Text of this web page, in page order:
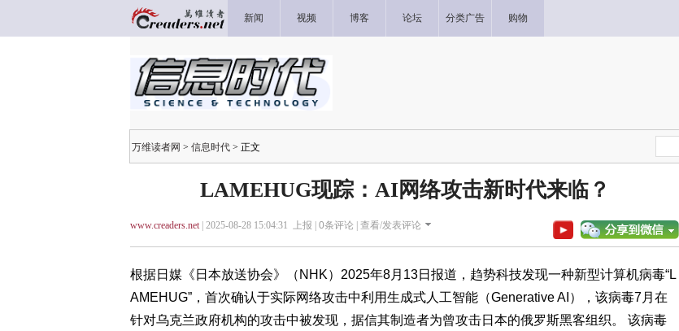
新闻 视频 博客 论坛 分类广告 购物
万维读者网 > 信息时代 > 正文
LAMEHUG现踪：AI网络攻击新时代来临？
www.creaders.net| 2025-08-28 15:04:31 上报 | 0条评论 | 查看/发表评论
根据日媒《日本放送协会》（NHK）2025年8月13日报道，趋势科技发现一种新型计算机病毒“L
AMEHUG”，首次确认于实际网络攻击中利用生成式人工智能（Generative AI），该病毒7月在
针对乌克兰政府机构的攻击中被发现，据信其制造者为曾攻击日本的俄罗斯黑客组织。 该病毒